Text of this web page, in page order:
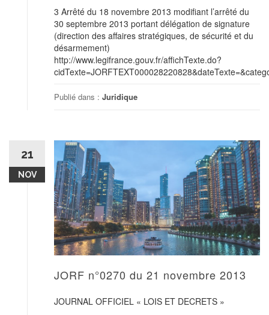
3 Arrêté du 18 novembre 2013 modifiant l’arrêté du
30 septembre 2013 portant délégation de signature
(direction des affaires stratégiques, de sécurité et du
désarmement)
http://www.legifrance.gouv.fr/affichTexte.do?
Publié dans : Juridique
21
NOV
JORF n°0270 du 21 novembre 2013
JOURNAL OFFICIEL « LOIS ET DECRETS »